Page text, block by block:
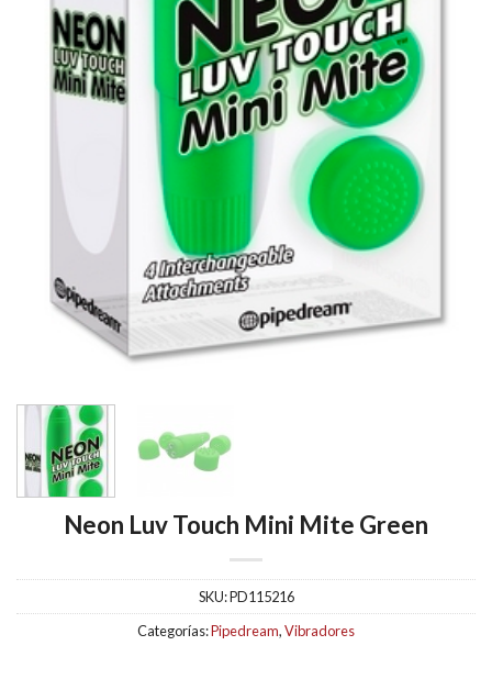
Neon Luv Touch Mini Mite Green
SKU:PD115216
Categorías:Pipedream,Vibradores